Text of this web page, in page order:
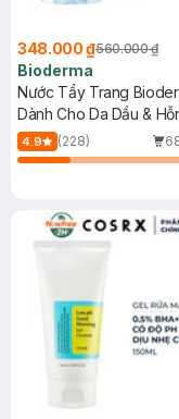
348.000 ₫560.000 ₫
Bioderma
Nước Tẩy Trang
Dành Cho Da Dầu &
500ml
4.9 (228)